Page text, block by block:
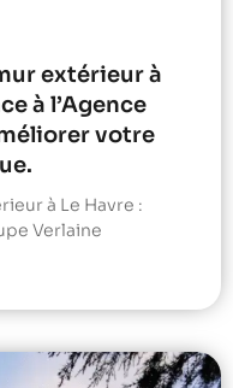
extérieur à
à l’Agence
votre
à Le Havre :
Verlaine